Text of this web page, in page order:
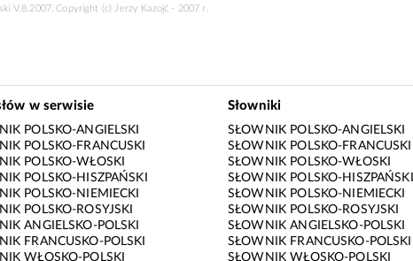
V.8.2007, Copyright (c) Jerzy Kazojć - 2007 r.
w serwisie
POLSKO-ANGIELSKI
POLSKO-FRANCUSKI
POLSKO-WŁOSKI
POLSKO-HISZPAŃSKI
POLSKO-NIEMIECKI
POLSKO-ROSYJSKI
ANGIELSKO-POLSKI
FRANCUSKO-POLSKI
WŁOSKO-POLSKI
Słowniki
SŁOWNIK POLSKO-ANGIELSKI
SŁOWNIK POLSKO-FRANCUSKI
SŁOWNIK POLSKO-WŁOSKI
SŁOWNIK POLSKO-HISZPAŃSKI
SŁOWNIK POLSKO-NIEMIECKI
SŁOWNIK POLSKO-ROSYJSKI
SŁOWNIK ANGIELSKO-POLSKI
SŁOWNIK FRANCUSKO-POLSKI
SŁOWNIK WŁOSKO-POLSKI